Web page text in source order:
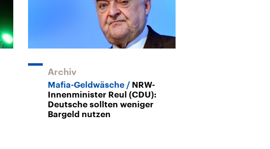
Archiv
Mafia-Geldwäsche
NRW-
Innenminister Reul (CDU):
Deutsche sollten weniger
Bargeld nutzen